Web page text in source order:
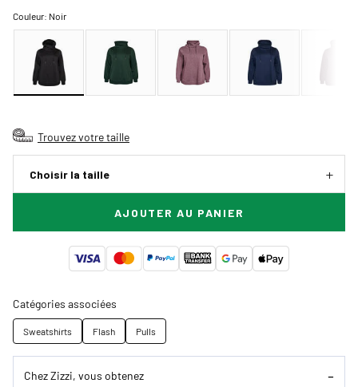
Couleur: Noir
Trouvez votre taille
Choisir la taille
AJOUTER AU PANIER
Catégories associées
Sweatshirts Flash Pulls
Chez Zizzi, vous obtenez